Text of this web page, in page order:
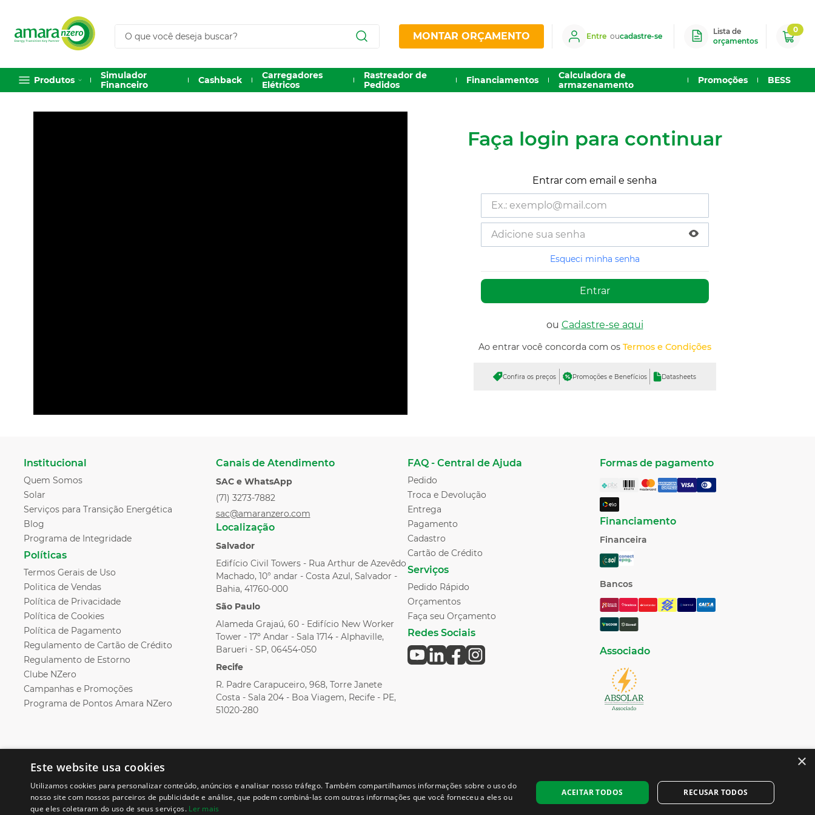
MONTAR ORÇAMENTO Entre oucadastre-se
Lista de
orçamentos
0
Produtos
Simulador
Financeiro
Cashback
Carregadores
Elétricos
Rastreador de
Pedidos
Financiamentos
Calculadora de
armazenamento
Promoções BESS
Faça login para continuar
Entrar com email e senha
Esqueci minha senha
Entrar
ou Cadastre-se aqui
Ao entrar você concorda com os Termos e Condições
Confira os preços Promoções e Benefícios Datasheets
Institucional
Quem Somos
Solar
Serviços para Transição Energética
Blog
Programa de Integridade
Políticas
Termos Gerais de Uso
Politica de Vendas
Política de Privacidade
Política de Cookies
Política de Pagamento
Regulamento de Cartão de Crédito
Regulamento de Estorno
Clube NZero
Campanhas e Promoções
Programa de Pontos Amara NZero
Canais de Atendimento
SAC e WhatsApp
(71) 3273-7882
sac@amaranzero.com
Localização
Salvador
Edifício Civil Towers - Rua Arthur de Azevêdo
Machado, 10° andar - Costa Azul, Salvador -
Bahia, 41760-000
São Paulo
Alameda Grajaú, 60 - Edifício New Worker
Tower - 17º Andar - Sala 1714 - Alphaville,
Barueri - SP, 06454-050
Recife
R. Padre Carapuceiro, 968, Torre Janete
Costa - Sala 204 - Boa Viagem, Recife - PE,
51020-280
FAQ - Central de Ajuda
Pedido
Troca e Devolução
Entrega
Pagamento
Cadastro
Cartão de Crédito
Serviços
Pedido Rápido
Orçamentos
Faça seu Orçamento
Redes Sociais
Formas de pagamento
Financiamento
Financeira
Bancos
Associado
Chat
×
Este website usa cookies
Utilizamos cookies para personalizar conteúdo, anúncios e analisar nosso tráfego. Também compartilhamos informações sobre o uso do
nosso site com nossos parceiros de publicidade e análise, que podem combiná-las com outras informações que você forneceu a eles ou
que eles coletaram do uso de seus serviços. Ler mais
ACEITAR TODOS RECUSAR TODOS